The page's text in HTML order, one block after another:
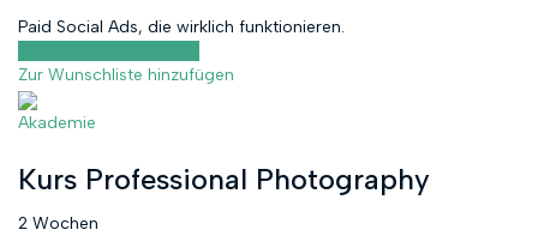
Paid Social Ads, die wirklich funktionieren.
Zur Wunschliste hinzufügen
Akademie
Kurs Professional Photography
2 Wochen